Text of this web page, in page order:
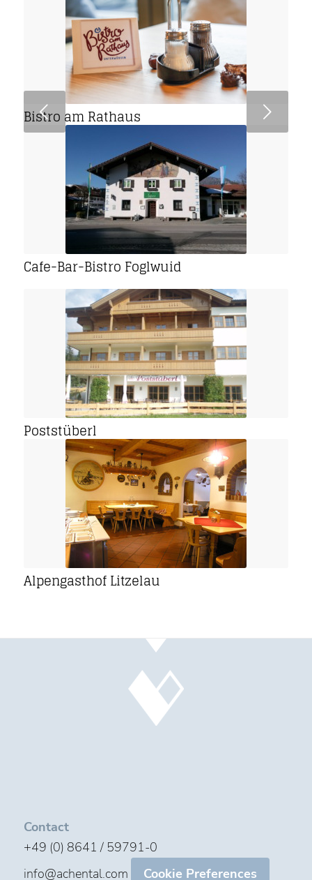
Bistro am Rathaus
Cafe-Bar-Bistro Foglwuid
Poststüberl
Alpengasthof Litzelau
Next
Contact
+49 (0) 8641 / 59791-0
info@achental.com
Cookie Preferences